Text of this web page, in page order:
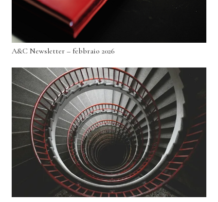
A&C Newsletter – febbraio 2026